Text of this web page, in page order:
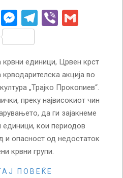
WhatsApp
Messenger
Telegram
Viber
Share
единици, Црвен крст
акција во
„Трајко Прокопиев“.
преку највисокиот чин
да ги зајакнеме
единици, кои периодов
и опасност од недостаток
крвни групи.
ПОВЕЌЕ